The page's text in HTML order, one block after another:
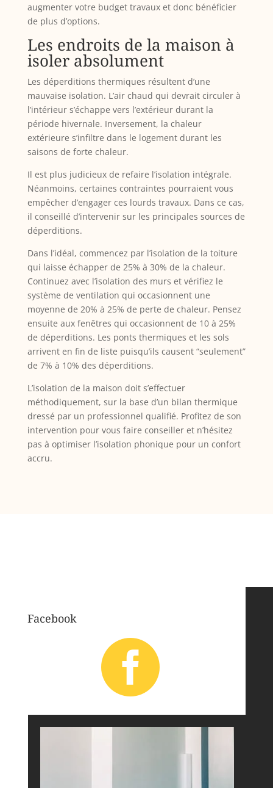
augmenter votre budget travaux et donc bénéficier
de plus d’options.
Les endroits de la maison à
isoler absolument
Les déperditions thermiques résultent d’une
mauvaise isolation. L’air chaud qui devrait circuler à
l’intérieur s’échappe vers l’extérieur durant la
période hivernale. Inversement, la chaleur
extérieure s’infiltre dans le logement durant les
saisons de forte chaleur.
Il est plus judicieux de refaire l’isolation intégrale.
Néanmoins, certaines contraintes pourraient vous
empêcher d’engager ces lourds travaux. Dans ce cas,
il conseillé d’intervenir sur les principales sources de
déperditions.
Dans l’idéal, commencez par l’isolation de la toiture
qui laisse échapper de 25% à 30% de la chaleur.
Continuez avec l’isolation des murs et vérifiez le
système de ventilation qui occasionnent une
moyenne de 20% à 25% de perte de chaleur. Pensez
ensuite aux fenêtres qui occasionnent de 10 à 25%
de déperditions. Les ponts thermiques et les sols
arrivent en fin de liste puisqu’ils causent “seulement”
de 7% à 10% des déperditions.
L’isolation de la maison doit s’effectuer
méthodiquement, sur la base d’un bilan thermique
dressé par un professionnel qualifié. Profitez de son
intervention pour vous faire conseiller et n’hésitez
pas à optimiser l’isolation phonique pour un confort
accru.
Facebook
